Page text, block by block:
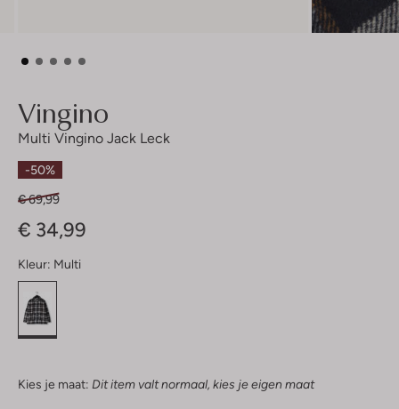
Vingino
Multi Vingino Jack Leck
-50%
€ 69,99
€ 34,99
Kleur: Multi
Kies je maat: Dit item valt normaal, kies je eigen maat